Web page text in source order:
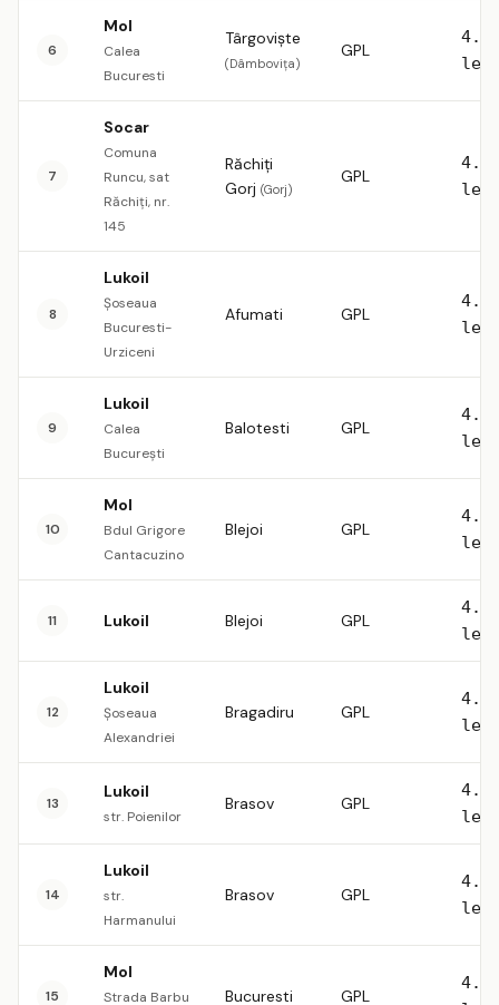
6
Mol
Calea
Bucuresti
Târgoviște
(Dâmbovița)
GPL
7
Socar
Comuna
Runcu, sat
Răchiți, nr.
145
Răchiți
Gorj (Gorj)
GPL
8
Lukoil
Şoseaua
Bucuresti-
Urziceni
Afumati GPL
9
Lukoil
Calea
București
Balotesti GPL
10
Mol
Bdul Grigore
Cantacuzino
Blejoi GPL
11 Lukoil Blejoi GPL
12
Lukoil
Șoseaua
Alexandriei
Bragadiru GPL
13
Lukoil
str. Poienilor
Brasov GPL
14
Lukoil
str.
Harmanului
Brasov GPL
15
Mol
Strada Barbu Bucuresti GPL